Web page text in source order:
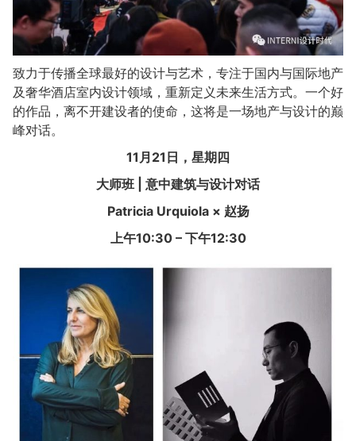
致力于传播全球最好的设计与艺术，专注于国内与国际地产
及奢华酒店室内设计领域，重新定义未来生活方式。一个好
的作品，离不开建设者的使命，这将是一场地产与设计的巅
峰对话。
11 月21日，星期四
大师班 | 意中建筑与设计对话
Patricia Urquiola × 赵扬
上午10:30 – 下午12:30